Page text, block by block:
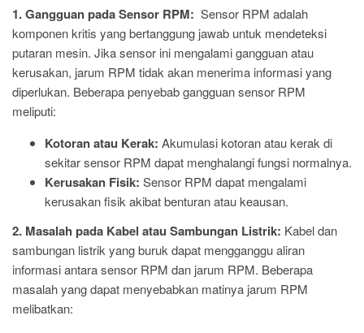
1. Gangguan pada Sensor RPM: Sensor RPM adalah
komponen kritis yang bertanggung jawab untuk mendeteksi
putaran mesin. Jika sensor ini mengalami gangguan atau
kerusakan, jarum RPM tidak akan menerima informasi yang
diperlukan. Beberapa penyebab gangguan sensor RPM
meliputi:
Kotoran atau Kerak: Akumulasi kotoran atau kerak di
sekitar sensor RPM dapat menghalangi fungsi normalnya.
Kerusakan Fisik: Sensor RPM dapat mengalami
kerusakan fisik akibat benturan atau keausan.
2. Masalah pada Kabel atau Sambungan Listrik: Kabel dan
sambungan listrik yang buruk dapat mengganggu aliran
informasi antara sensor RPM dan jarum RPM. Beberapa
masalah yang dapat menyebabkan matinya jarum RPM
melibatkan: